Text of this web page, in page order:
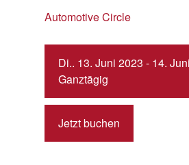
Automotive Circle
Di.. 13. Juni 2023 - 14.
Ganztägig
Jetzt buchen